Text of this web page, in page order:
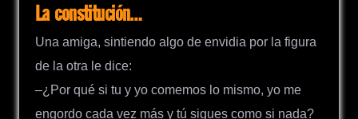
La constitución…
Una amiga, sintiendo algo de envidia por la figura
de la otra le dice:
–¿Por qué si tu y yo comemos lo mismo, yo me
engordo cada vez más y tú sigues como si nada?